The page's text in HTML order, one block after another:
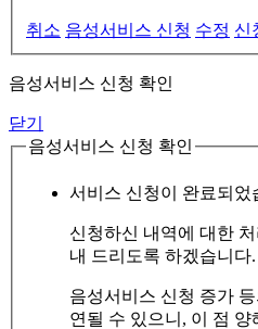
취소 음성서비스 신청 수정 신
음성서비스 신청 확인
닫기
음성서비스 신청 확인
서비스 신청이 완료되었
신청하신 내역에 대한
내 드리도록 하겠습니다.
음성서비스 신청 증가
연될 수 있으니, 이 점 양